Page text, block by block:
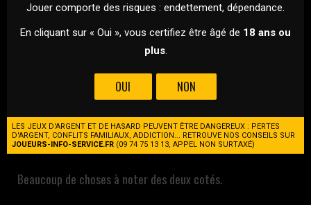
CAPITALS
BOSTON REÇOIT LES CAPS
Les Bruins vont recevoir les Caps sur leur glace.
Deux franchises qui retournent sur la glace après quelques
jours de repos.
Beaucoup de choses à noter des deux cotés.
Jouer comporte des risques : endettement, dépendance.
En cliquant sur « Oui », vous certifiez être âgé de 18 ans ou
plus.
OUI NON
LES JEUX D'ARGENT ET DE HASARD PEUVENT ÊTRE DANGEREUX : PERTES
D'ARGENT, CONFLITS FAMILIAUX, ADDICTION... RETROUVE NOS CONSEILS SUR
JOUEURS-INFO-SERVICE.FR (09 74 75 13 13, APPEL NON SURTAXÉ)